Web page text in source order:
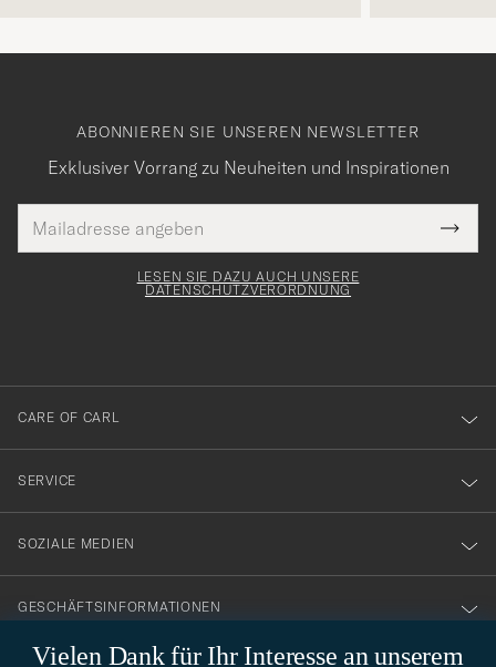
Vielen Dank für Ihr Interesse an unserem
ABONNIEREN SIE UNSEREN NEWSLETTER
Exklusiver Vorrang zu Neuheiten und Inspirationen
Mail
Adresse
Tack
för
dig
till
vårt
nyhetsbrev!
LESEN SIE DAZU AUCH UNSERE
DATENSCHUTZVERORDNUNG
CARE OF CARL
SERVICE
SOZIALE MEDIEN
GESCHÄFTSINFORMATIONEN